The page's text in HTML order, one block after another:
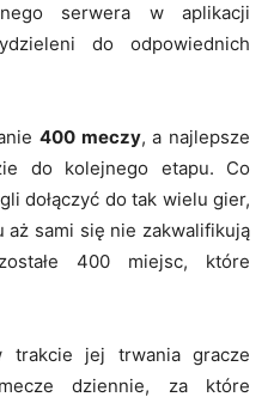
serwera w aplikacji
do odpowiednich
400 meczy, a najlepsze
do kolejnego etapu. Co
dołączyć do tak wielu gier,
sami się nie zakwalifikują
400 miejsc, które
jej trwania gracze
dziennie, za które